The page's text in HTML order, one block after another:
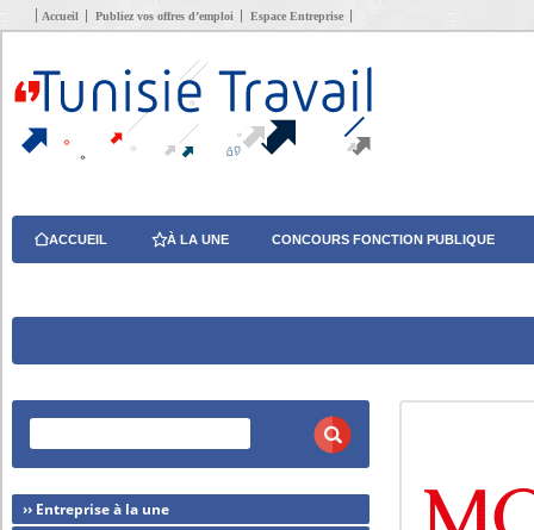
Accueil Publiez vos offres d’emploi Espace Entreprise
ACCUEIL À LA UNE CONCOURS FONCTION PUBLIQUE
›› Entreprise à la une